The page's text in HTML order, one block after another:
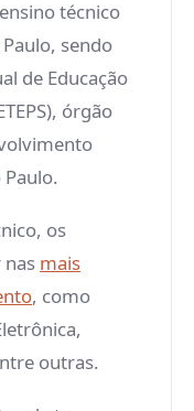
técnico
sendo
de Educação
órgão
os
mais
, como
outras.